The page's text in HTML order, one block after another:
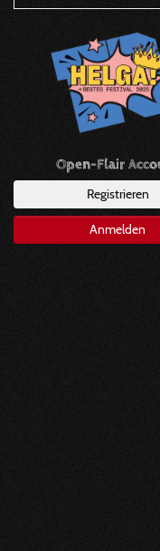
Open-Flair
Registrieren
Anmelden